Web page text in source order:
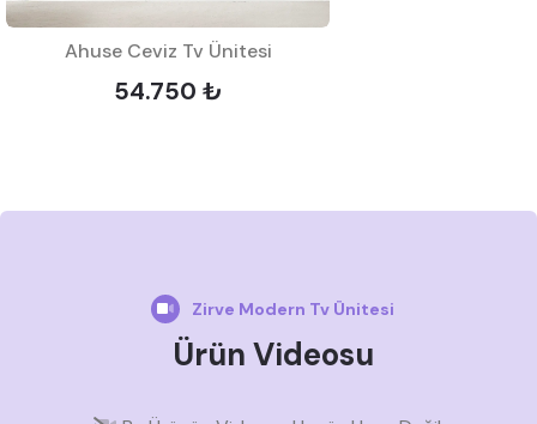
Ahuse Ceviz Tv Ünitesi
54.750 ₺
Zirve Modern Tv Ünitesi
Ürün Videosu